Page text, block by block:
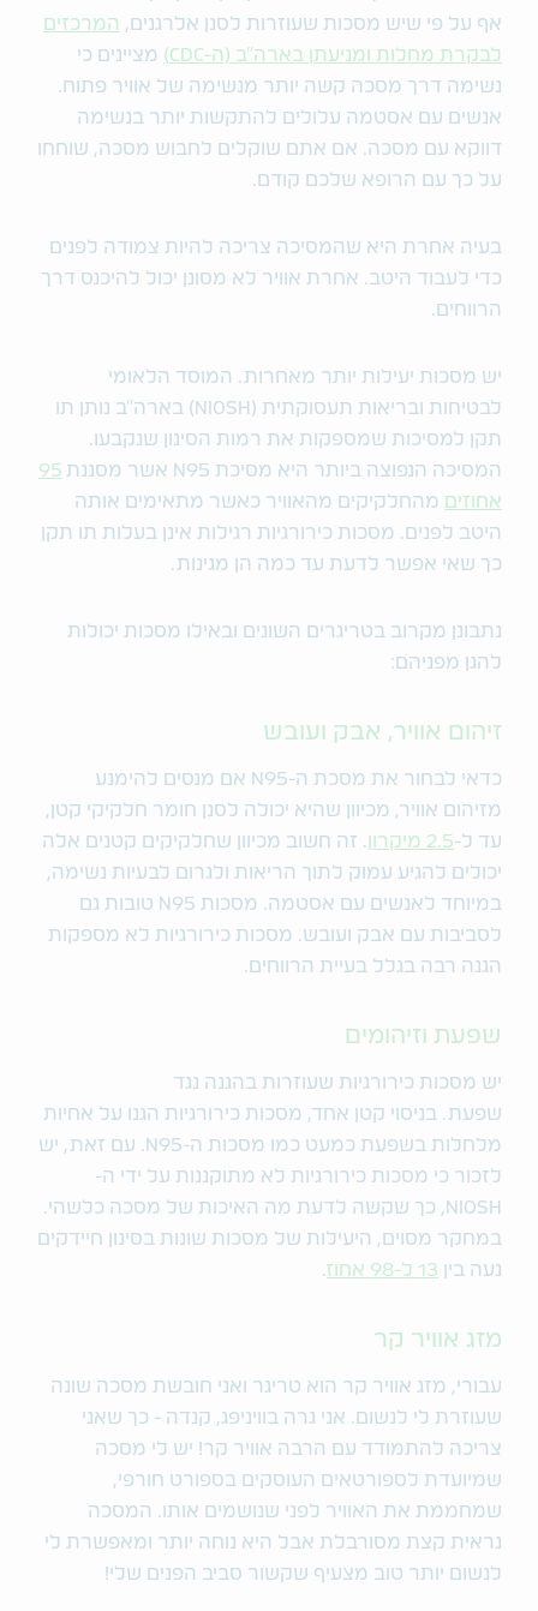
אף על פי שיש מסכות שעוזרות לסנן אלרגנים, המרכזים
לבקרת מחלות ומניעתן בארה"ב (ה-CDC)
מציינים כי
נשימה דרך מסכה קשה יותר מנשימה של אוויר פתוח.
אנשים עם אסטמה עלולים להתקשות יותר בנשימה
דווקא עם מסכה. אם אתם שוקלים לחבוש מסכה, שוחחו
על כך עם הרופא שלכם קודם.
בעיה אחרת היא שהמסיכה צריכה להיות צמודה לפנים
כדי לעבוד היטב. אחרת אוויר לא מסונן יכול להיכנס דרך
הרווחים.
יש מסכות יעילות יותר מאחרות. המוסד הלאומי
לבטיחות ובריאות תעסוקתית (NIOSH) בארה"ב נותן תו
תקן למסיכות שמספקות את רמות הסינון שנקבעו.
המסיכה הנפוצה ביותר היא מסיכת N95 אשר מסננת
95
אחוזים מהחלקיקים מהאוויר כאשר מתאימים אותה
היטב לפנים. מסכות כירורגיות רגילות אינן בעלות תו תקן
כך שאי אפשר לדעת עד כמה הן מגינות.
נתבונן מקרוב בטריגרים השונים ובאילו מסכות יכולות
להגן מפניהם:
זיהום אוויר, אבק ועובש
כדאי לבחור את מסכת ה-N95 אם מנסים להימנע
מזיהום אוויר, מכיוון שהיא יכולה לסנן חומר חלקיקי קטן,
עד ל-2.5 מיקרון
. זה חשוב מכיוון שחלקיקים קטנים אלה
יכולים להגיע עמוק לתוך הריאות ולגרום לבעיות נשימה,
במיוחד לאנשים עם אסטמה. מסכות N95 טובות גם
לסביבות עם אבק ועובש. מסכות כירורגיות לא מספקות
הגנה רבה בגלל בעיית הרווחים.
שפעת וזיהומים
יש מסכות כירורגיות שעוזרות בהגנה נגד
שפעת. בניסוי קטן אחד, מסכות כירורגיות הגנו על אחיות
מלחלות בשפעת כמעט כמו מסכות ה-N95. עם זאת, יש
לזכור כי מסכות כירורגיות לא מתוקננות על ידי ה-
NIOSH, כך שקשה לדעת מה האיכות של מסכה כלשהי.
במחקר מסוים, היעילות של מסכות שונות בסינון חיידקים
נעה בין 13 ל-98 אחוז .
מזג אוויר קר
עבורי, מזג אוויר קר הוא טריגר ואני חובשת מסכה שונה
שעוזרת לי לנשום. אני גרה בוויניפג, קנדה - כך שאני
צריכה להתמודד עם הרבה אוויר קר! יש לי מסכה
שמיועדת לספורטאים העוסקים בספורט חורפי,
שמחממת את האוויר לפני שנושמים אותו. המסכה
נראית קצת מסורבלת אבל היא נוחה יותר ומאפשרת לי
לנשום יותר טוב מצעיף שקשור סביב הפנים שלי!